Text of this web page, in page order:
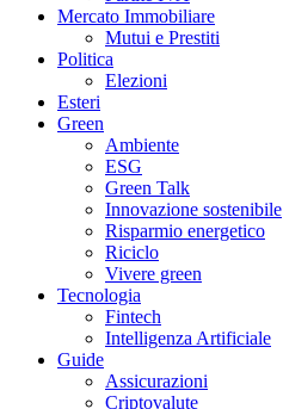
Mercato Immobiliare
Mutui e Prestiti
Politica
Elezioni
Esteri
Green
Ambiente
ESG
Green Talk
Innovazione sostenibile
Risparmio energetico
Riciclo
Vivere green
Tecnologia
Fintech
Intelligenza Artificiale
Guide
Assicurazioni
Criptovalute